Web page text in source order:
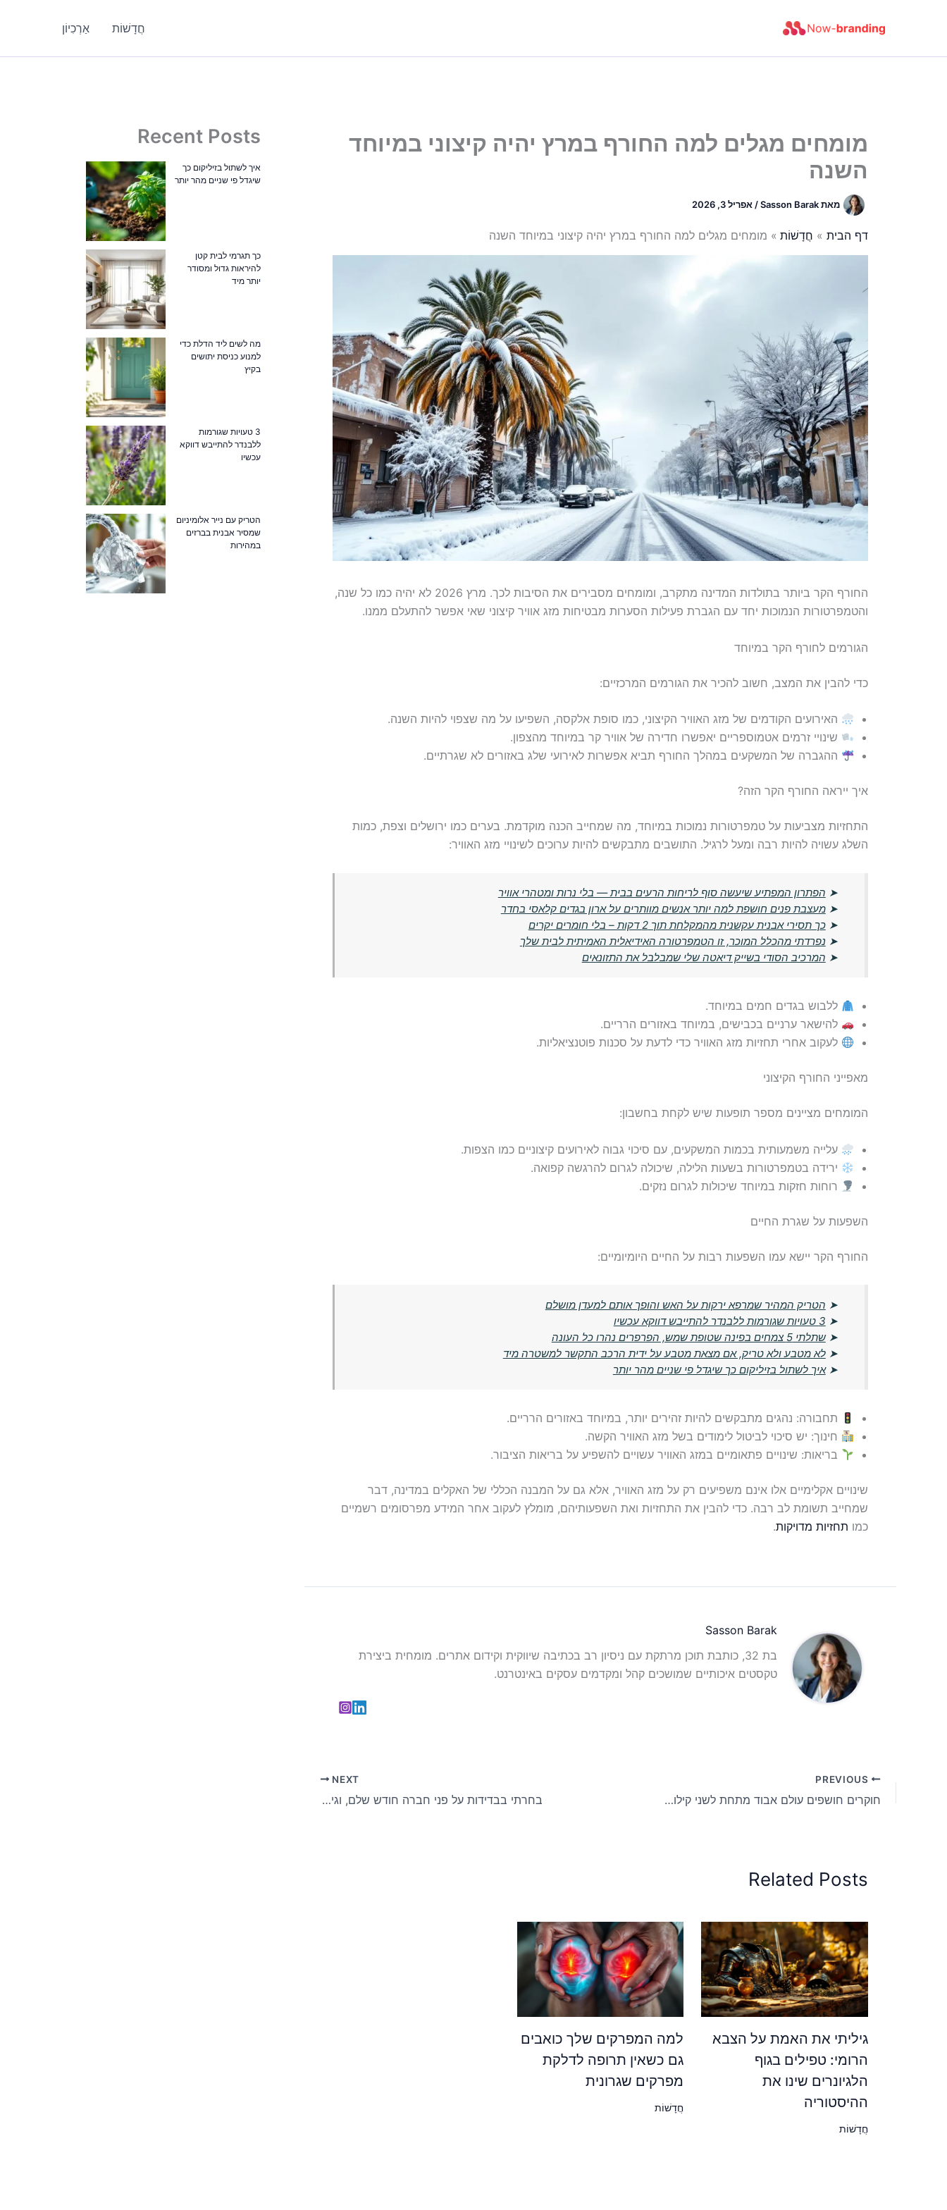
חֲדָשׁוֹת אַרְכִיוֹן
מומחים מגלים למה החורף במרץ יהיה קיצוני במיוחד
השנה
מאתSasson Barak
/ אפריל 3, 2026
דף הבית חֲדָשׁוֹת מומחים מגלים למה החורף במרץ יהיה קיצוני במיוחד השנה
החורף הקר ביותר בתולדות המדינה מתקרב, ומומחים מסבירים את הסיבות לכך. מרץ 2026 לא יהיה כמו כל שנה,
והטמפרטורות הנמוכות יחד עם הגברת פעילות הסערות מבטיחות מזג אוויר קיצוני שאי אפשר להתעלם ממנו.
הגורמים לחורף הקר במיוחד
כדי להבין את המצב, חשוב להכיר את הגורמים המרכזיים:
האירועים הקודמים של מזג האוויר הקיצוני, כמו סופת אלקסה, השפיעו על מה שצפוי להיות השנה.
שינויי זרמים אטמוספריים יאפשרו חדירה של אוויר קר במיוחד מהצפון.
ההגברה של המשקעים במהלך החורף תביא אפשרות לאירועי שלג באזורים לא שגרתיים.
איך ייראה החורף הקר הזה?
התחזיות מצביעות על טמפרטורות נמוכות במיוחד, מה שמחייב הכנה מוקדמת. בערים כמו ירושלים וצפת, כמות
השלג עשויה להיות רבה ומעל לרגיל. התושבים מתבקשים להיות ערוכים לשינויי מזג האוויר:
➤ הפתרון המפתיע שיעשה סוף לריחות הרעים בבית — בלי נרות ומטהרי אוויר
➤מעצבת פנים חושפת למה יותר אנשים מוותרים על ארון בגדים קלאסי בחדר
➤כך תסירי אבנית עקשנית מהמקלחת תוך 2 דקות – בלי חומרים יקרים
➤ נפרדתי מהכלל המוכר, זו הטמפרטורה האידיאלית האמיתית לבית שלך
➤ המרכיב הסודי בשייק דיאטה שלי שמבלבל את התזונאים
ללבוש בגדים חמים במיוחד.
להישאר ערניים בכבישים, במיוחד באזורים הרריים.
לעקוב אחרי תחזיות מזג האוויר כדי לדעת על סכנות פוטנציאליות.
מאפייני החורף הקיצוני
המומחים מציינים מספר תופעות שיש לקחת בחשבון:
עלייה משמעותית בכמות המשקעים, עם סיכוי גבוה לאירועים קיצוניים כמו הצפות.
ירידה בטמפרטורות בשעות הלילה, שיכולה לגרום להרגשה קפואה.
רוחות חזקות במיוחד שיכולות לגרום נזקים.
השפעות על שגרת החיים
החורף הקר יישא עמו השפעות רבות על החיים היומיומיים:
➤ הטריק המהיר שמרפא ירקות על האש והופך אותם למעדן מושלם
➤ 3 טעויות שגורמות ללבנדר להתייבש דווקא עכשיו
➤שתלתי 5 צמחים בפינה שטופת שמש, הפרפרים נהרו כל העונה
➤לא מטבע ולא טריק, אם מצאת מטבע על ידית הרכב התקשר למשטרה מיד
➤איך לשתול בזיליקום כך שיגדל פי שניים מהר יותר
תחבורה: נהגים מתבקשים להיות זהירים יותר, במיוחד באזורים הרריים.
חינוך: יש סיכוי לביטול לימודים בשל מזג האוויר הקשה.
בריאות: שינויים פתאומיים במזג האוויר עשויים להשפיע על בריאות הציבור.
שינויים אקלימיים אלו אינם משפיעים רק על מזג האוויר, אלא גם על המבנה הכללי של האקלים במדינה, דבר
שמחייב תשומת לב רבה. כדי להבין את התחזיות ואת השפעותיהם, מומלץ לעקוב אחר המידע מפרסומים רשמיים
כמו תחזיות מדויקות.
Sasson Barak
בת 32, כותבת תוכן מרתקת עם ניסיון רב בכתיבה שיווקית וקידום אתרים. מומחית ביצירת
טקסטים איכותיים שמושכים קהל ומקדמים עסקים באינטרנט.
חוקרים חושפים עולם אבוד מתחת לשני קילומטרים של קרח אנטארקטי
NEXT
בחרתי בבדידות על פני חברה חודש שלם, וגיליתי 8 תכונות אישיות מפתיעות
Related Posts
גיליתי את האמת על הצבא
הרומי: טפילים בגוף
הלגיונרים שינו את
ההיסטוריה
חֲדָשׁוֹת
למה המפרקים שלך כואבים
גם כשאין תרופה לדלקת
מפרקים שגרונית
חֲדָשׁוֹת
Recent Posts
איך לשתול בזיליקום כך
שיגדל פי שניים מהר יותר
כך תגרמי לבית קטן
להיראות גדול ומסודר
יותר מיד
מה לשים ליד הדלת כדי
למנוע כניסת יתושים
בקיץ
3 טעויות שגורמות
ללבנדר להתייבש דווקא
עכשיו
הטריק עם נייר אלומיניום
שמסיר אבנית בברזים
במהירות